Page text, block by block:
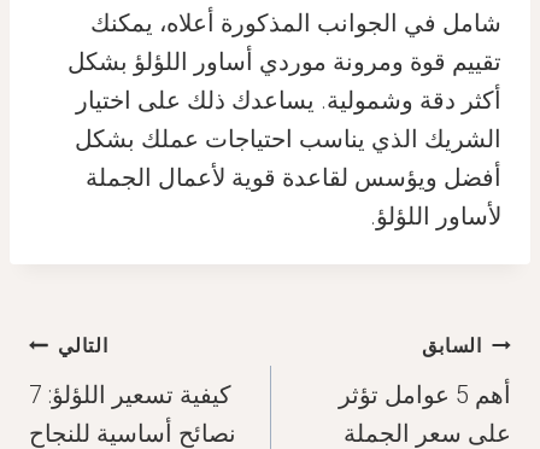
شامل في الجوانب المذكورة أعلاه، يمكنك
تقييم قوة ومرونة موردي أساور اللؤلؤ بشكل
أكثر دقة وشمولية. يساعدك ذلك على اختيار
الشريك الذي يناسب احتياجات عملك بشكل
أفضل ويؤسس لقاعدة قوية لأعمال الجملة
لأساور اللؤلؤ.
تصفّح
المقالات
السابق
أهم 5 عوامل تؤثر
على سعر الجملة
التالي
كيفية تسعير اللؤلؤ: 7
نصائح أساسية للنجاح